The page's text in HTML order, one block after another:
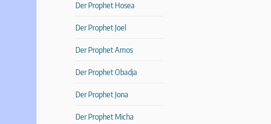
Der Prophet Hosea
Der Prophet Joel
Der Prophet Amos
Der Prophet Obadja
Der Prophet Jona
Der Prophet Micha